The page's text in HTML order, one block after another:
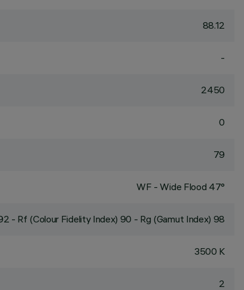
88.12
-
2450
0
79
WF - Wide Flood 47°
- Rf (Colour Fidelity Index) 90 - Rg (Gamut Index) 98
3500 K
2